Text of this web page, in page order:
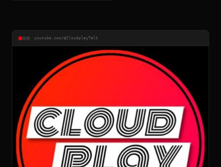
youtube.com/@CloudplayTalk